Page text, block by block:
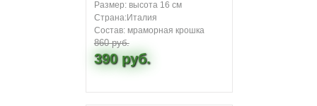
Размер: высота 16 см
Страна:Италия
Состав: мраморная крошка
860 руб.
390 руб.